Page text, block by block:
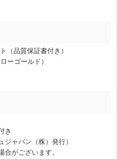
（品質保証書付き）
ーゴールド）
き
ジャパン（株）発行）
がございます。